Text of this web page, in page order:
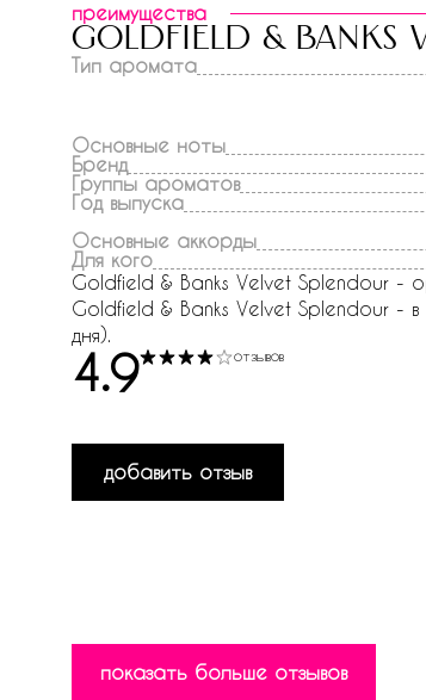
преимущества
goldfield & banks
Тип аромата
Основные ноты
Бренд
Группы ароматов
Год выпуска
Основные аккорды
Для кого
Goldfield & Banks Velvet Splendour -
Goldfield & Banks Velvet Splendour -
дня).
4.9 отзывов
добавить отзыв
показать больше отзывов